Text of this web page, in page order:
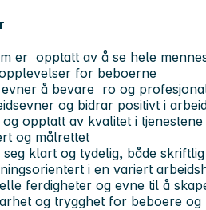
er opptatt av å se hele
for beboerne
å bevare ro og
og bidrar positivt i
opptatt av kvalitet i tjenestene
og målrettet
klart og tydelig, både
i en variert
ferdigheter og evne til å
og trygghet for beboere og